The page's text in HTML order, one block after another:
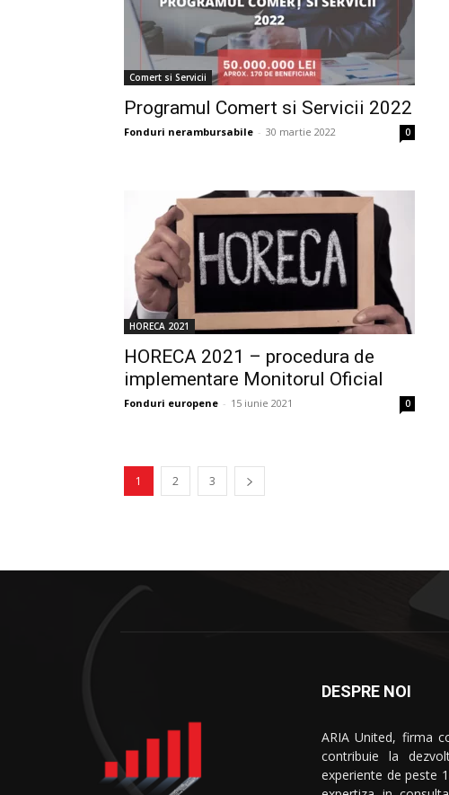
Comert si Servicii
Programul Comert si Servicii 2022
Fonduri nerambursabile - 30 martie 2022 0
HORECA 2021
HORECA 2021 – procedura de
implementare Monitorul Oficial
Fonduri europene - 15 iunie 2021 0
1 2 3
DESPRE NOI
ARIA United, firma
contribuie la
experiente de peste